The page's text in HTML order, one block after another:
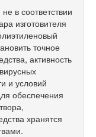
в соответствии
изготовителя
точное
активность
и условий
обеспечения
хранятся